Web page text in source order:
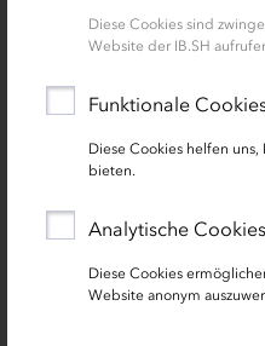
Diese Cookies sind
Website der IB.SH
Funktionale
Diese Cookies helfen uns,
bieten.
Analytische Cookies
Diese Cookies
Website anonym
Privater